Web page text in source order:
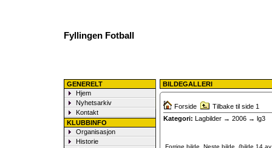
Fyllingen Fotball
GENERELT
Hjem
Nyhetsarkiv
Kontakt
KLUBBINFO
Organisasjon
Historie
BILDEGALLERI
Forside
Tilbake til side 1
Kategori: Lagbilder → 2006 → lg3
Forrige bilde Neste bilde (bilde 14